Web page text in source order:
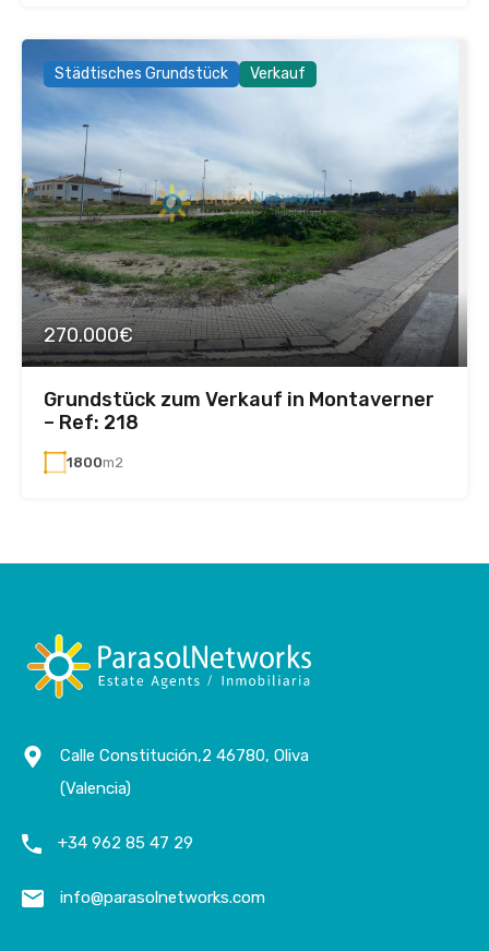
Städtisches Grundstück Verkauf
270.000€
Grundstück zum Verkauf in Montaverner
– Ref: 218
1800m2
Calle Constitución,2 46780, Oliva
(Valencia)
+34 962 85 47 29
info@parasolnetworks.com